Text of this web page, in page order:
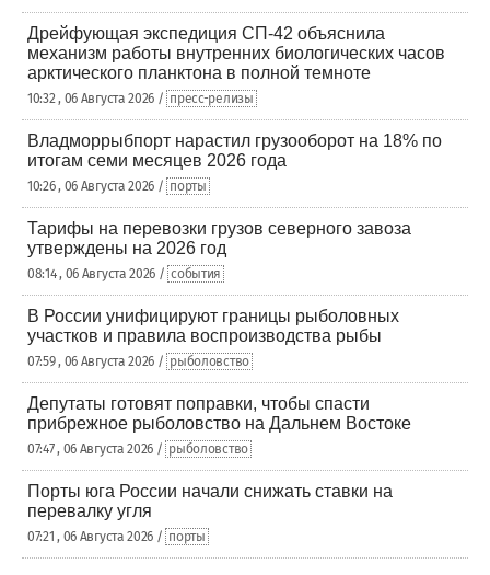
Дрейфующая экспедиция СП-42 объяснила
механизм работы внутренних биологических часов
арктического планктона в полной темноте
10:32 , 06 Августа 2026 / пресс-релизы
Владморрыбпорт нарастил грузооборот на 18% по
итогам семи месяцев 2026 года
10:26 , 06 Августа 2026 / порты
Тарифы на перевозки грузов северного завоза
утверждены на 2026 год
08:14 , 06 Августа 2026 / события
В России унифицируют границы рыболовных
участков и правила воспроизводства рыбы
07:59 , 06 Августа 2026 / рыболовство
Депутаты готовят поправки, чтобы спасти
прибрежное рыболовство на Дальнем Востоке
07:47 , 06 Августа 2026 / рыболовство
Порты юга России начали снижать ставки на
перевалку угля
07:21 , 06 Августа 2026 / порты